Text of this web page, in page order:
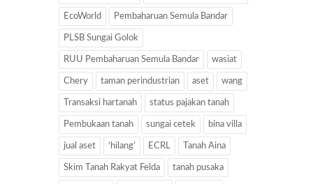
EcoWorld Pembaharuan Semula Bandar
PLSB Sungai Golok
RUU Pembaharuan Semula Bandar wasiat
Chery taman perindustrian aset wang
Transaksi hartanah status pajakan tanah
Pembukaan tanah sungai cetek bina villa
jual aset ‘hilang’ ECRL Tanah Aina
Skim Tanah Rakyat Felda tanah pusaka